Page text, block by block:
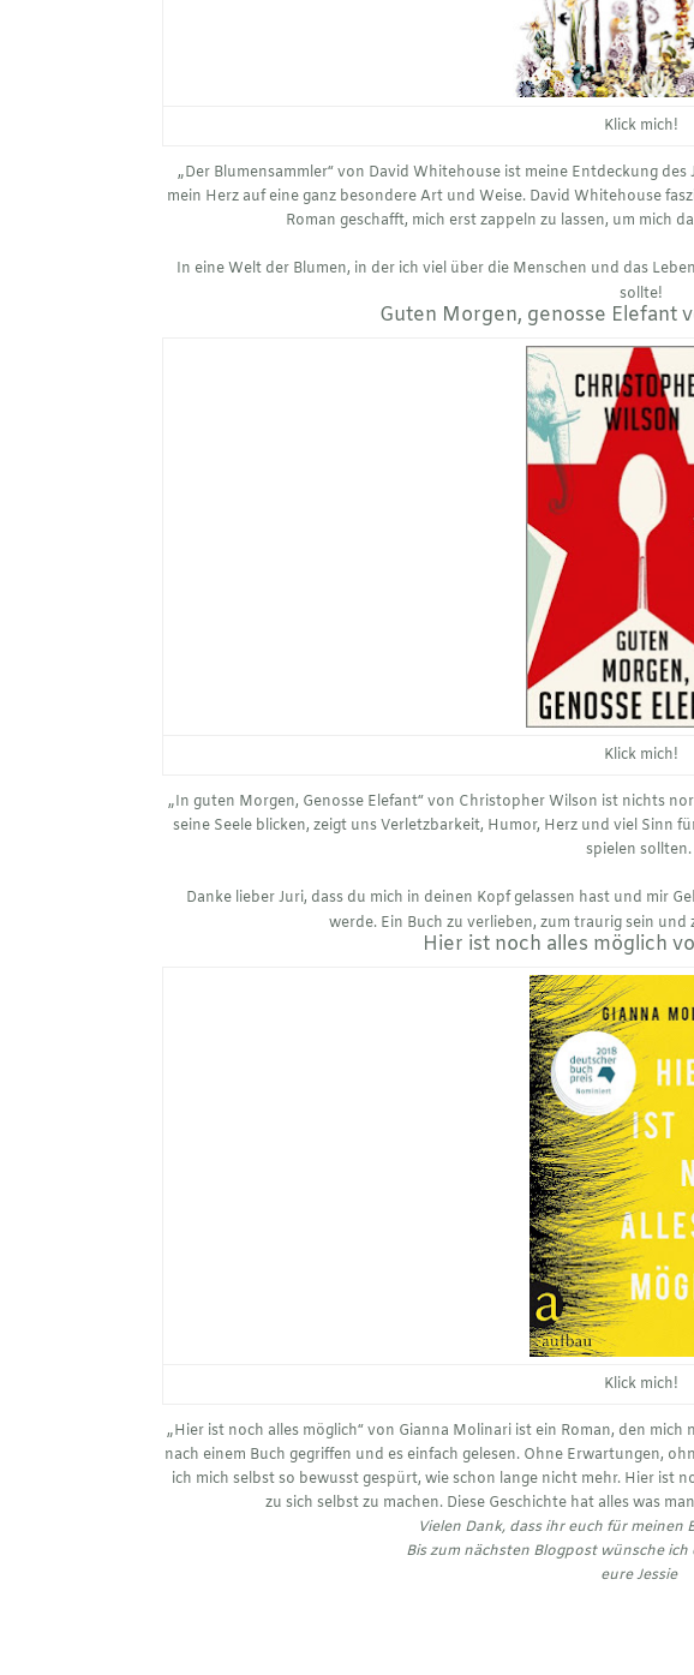
Klick mich!
„Der Blumensammler“ von David Whitehouse ist meine Entdeckung
mein Herz auf eine ganz besondere Art und Weise. David Whitehouse
Roman geschafft, mich erst zappeln zu lassen, um mich
In eine Welt der Blumen, in der ich viel über die Menschen und das
sollte!
Guten Morgen, genosse Elefant
Klick mich!
„In guten Morgen, Genosse Elefant“ von Christopher Wilson ist nichts
seine Seele blicken, zeigt uns Verletzbarkeit, Humor, Herz und viel Sinn
spielen sollten.
Danke lieber Juri, dass du mich in deinen Kopf gelassen hast und mir
werde. Ein Buch zu verlieben, zum traurig sein und
Hier ist noch alles möglich
Klick mich!
„Hier ist noch alles möglich“ von Gianna Molinari ist ein Roman, den
nach einem Buch gegriffen und es einfach gelesen. Ohne Erwartungen,
ich mich selbst so bewusst gespürt, wie schon lange nicht mehr. Hier ist
zu sich selbst zu machen. Diese Geschichte hat alles was
Vielen Dank, dass ihr euch für
Bis zum nächsten Blogpost wünsche
eure Jessie